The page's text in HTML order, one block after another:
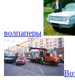
волпаперы